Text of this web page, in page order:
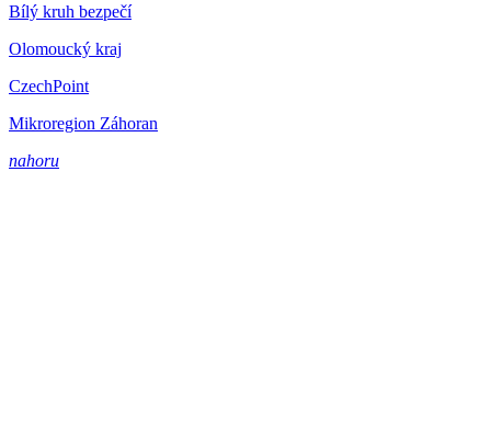
Bílý kruh bezpečí
Olomoucký kraj
CzechPoint
Mikroregion Záhoran
nahoru